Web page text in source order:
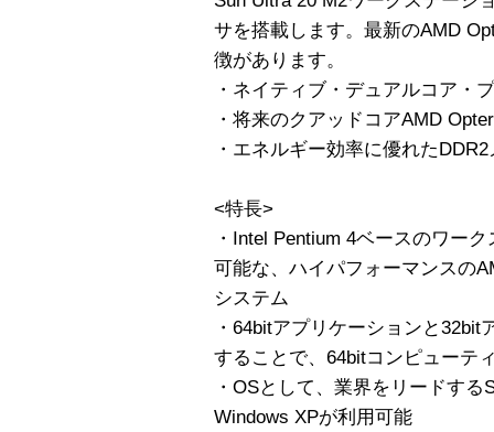
サを搭載します。最新のAMD
徴があります。
・ネイティブ・デュアルコア・
・将来のクアッドコアAMD
・エネルギー効率に優れた
<特長>
・Intel Pentium 4ベースのワー
可能な、ハイパフォーマンスの
システム
・64bitアプリケーションと
することで、64bitコンピューテ
・OSとして、業界をリードす
Windows XPが利用可能